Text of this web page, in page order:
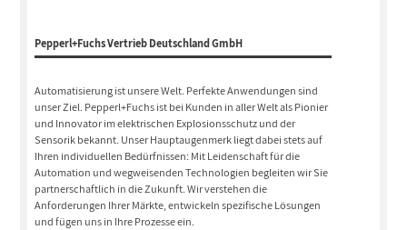
Pepperl+Fuchs Vertrieb Deutschland GmbH
Automatisierung ist unsere Welt. Perfekte Anwendungen sind
unser Ziel. Pepperl+Fuchs ist bei Kunden in aller Welt als Pionier
und Innovator im elektrischen Explosionsschutz und der
Sensorik bekannt. Unser Hauptaugenmerk liegt dabei stets auf
Ihren individuellen Bedürfnissen: Mit Leidenschaft für die
Automation und wegweisenden Technologien begleiten wir Sie
partnerschaftlich in die Zukunft. Wir verstehen die
Anforderungen Ihrer Märkte, entwickeln spezifische Lösungen
und fügen uns in Ihre Prozesse ein.